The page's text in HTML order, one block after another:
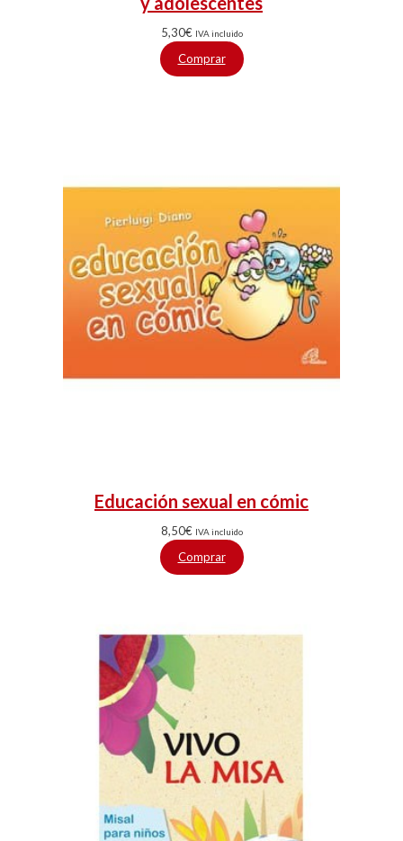
5,30€ IVA incluido
Comprar
Educación sexual en cómic
8,50€ IVA incluido
Comprar